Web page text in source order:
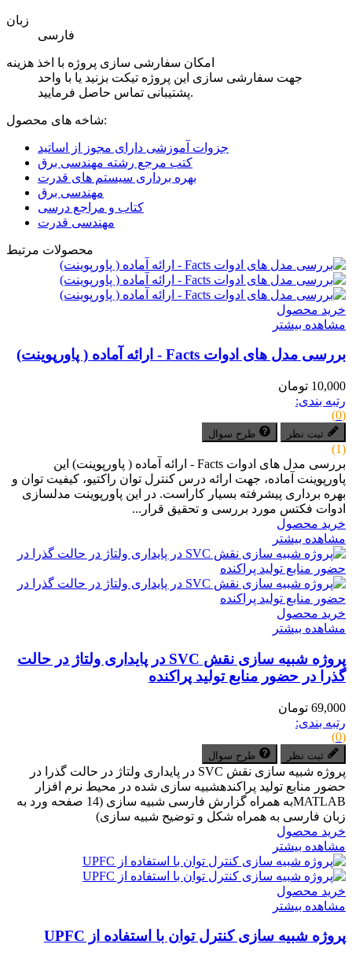
زبان
فارسی
امکان سفارشی سازی پروژه با اخذ هزینه
جهت سفارشی سازی این پروژه تیکت بزنید یا با واحد
پشتیبانی تماس حاصل فرمایید.
شاخه های محصول:
جزوات آموزشی دارای مجوز از اساتید
کتب مرجع رشته مهندسی برق
بهره برداری سیستم های قدرت
مهندسی برق
کتاب و مراجع درسی
مهندسی قدرت
محصولات مرتبط
خرید محصول
مشاهده بیشتر
بررسی مدل های ادوات Facts - ارائه آماده ( پاورپوینت)
10,000 تومان
رتبه بندی:
(0)
ثبت نظر طرح سوال
(1)
بررسی مدل های ادوات Facts - ارائه آماده ( پاورپوینت) این
پاورپوینت آماده، جهت ارائه درس کنترل توان راکتیو، کیفیت توان و
بهره برداری پیشرفته بسیار کاراست. در این پاورپوینت مدلسازی
ادوات فکتس مورد بررسی و تحقیق قرار...
خرید محصول
مشاهده بیشتر
خرید محصول
مشاهده بیشتر
پروژه شبیه سازی نقش SVC در پایداری ولتاژ در حالت
گذرا در حضور منابع تولید پراکنده
69,000 تومان
رتبه بندی:
(0)
ثبت نظر طرح سوال
پروژه شبیه سازی نقش SVC در پایداری ولتاژ در حالت گذرا در
حضور منابع تولید پراکندهشبیه سازی شده در محیط نرم افزار
MATLABبه همراه گزارش فارسی شبیه سازی (14 صفحه ورد به
زبان فارسی به همراه شکل و توضیح شبیه سازی)
خرید محصول
مشاهده بیشتر
خرید محصول
مشاهده بیشتر
پروژه شبیه سازی کنترل توان با استفاده از UPFC